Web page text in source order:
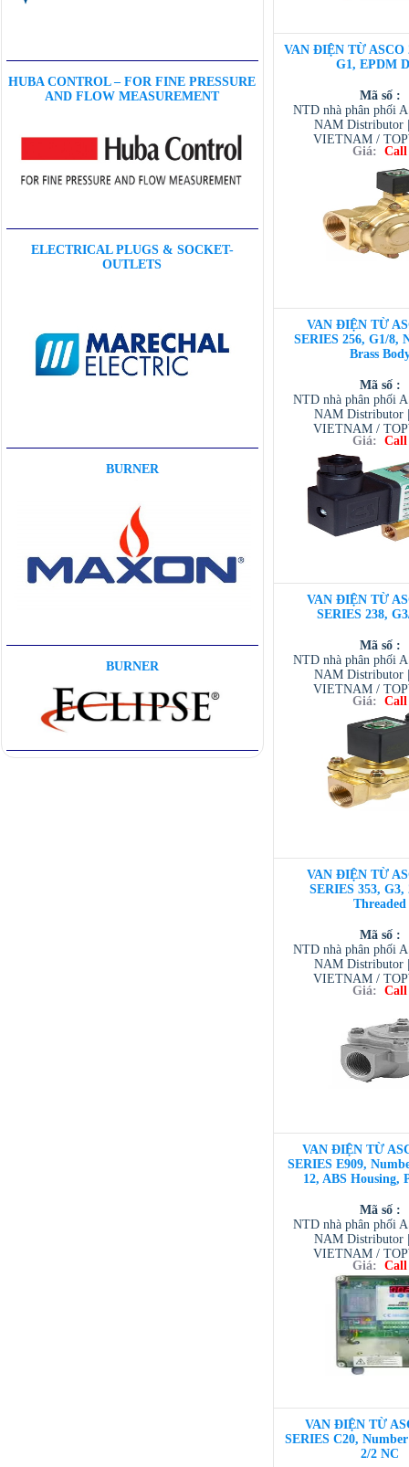
HUBA CONTROL – FOR FINE PRESSURE
AND FLOW MEASUREMENT
ELECTRICAL PLUGS & SOCKET-
OUTLETS
BURNER
BURNER
VAN ĐIỆN TỪ ASCO
G1, EPDM
Mã số :
NTD nhà phân phối
NAM Distributor
VIETNAM /
VIETNAM /
/ TESCOM
Giá: Call
VAN ĐIỆN TỪ
SERIES 256, G1/8,
Brass
Mã số :
NTD nhà phân phối
NAM Distributor
VIETNAM /
VIETNAM /
/ TESCOM
Giá: Call
VAN ĐIỆN TỪ
SERIES 238,
Mã số :
NTD nhà phân phối
NAM Distributor
VIETNAM /
VIETNAM /
/ TESCOM
Giá: Call
VAN ĐIỆN TỪ
SERIES 353, G3,
Threaded
Mã số :
NTD nhà phân phối
NAM Distributor
VIETNAM /
VIETNAM /Giá: Call
VAN ĐIỆN TỪ
SERIES E909,
12, ABS Housing,
Mã số :
NTD nhà phân phối
NAM Distributor
VIETNAM /
VIETNAM /
/ TESCOM
Giá: Call
VAN ĐIỆN TỪ
SERIES C20,
2/2 NC